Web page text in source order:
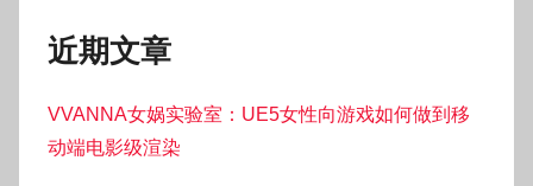
近期文章
VVANNA女娲实验室：UE5女性向游戏如何做到移
动端电影级渲染